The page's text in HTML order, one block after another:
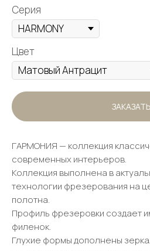
Серия
Цвет
ЗАКАЗАТЬ
ГАРМОНИЯ — коллекция
современных интерьеров.
Коллекция выполнена в
технологии фрезерования на
полотна.
Профиль фрезеровки создает
филенок.
Глухие формы дополнены